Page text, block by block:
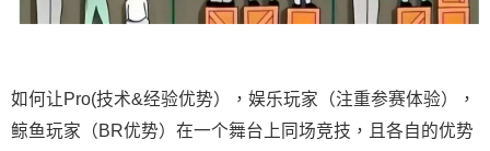
如何让Pro(技术&经验优势），娱乐玩家（注重参赛体验），
鲸鱼玩家（BR优势）在一个舞台上同场竞技，且各自的优势